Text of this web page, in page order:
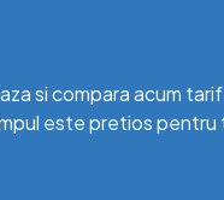
si compara acum
este pretios pentru